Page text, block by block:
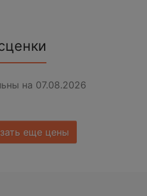
на 07.08.2026
еще цены